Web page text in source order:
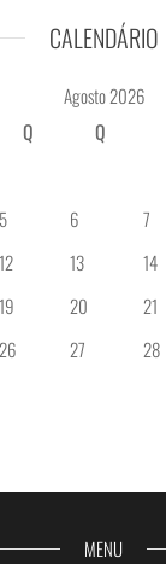
CALENDÁRIO
Agosto 2026
Q Q
5 6 7
12 13 14
19 20 21
26 27 28
MENU